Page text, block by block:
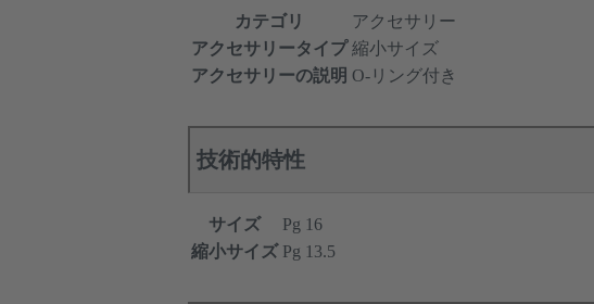
カテゴリ
アクセサリー
アクセサリータイプ 縮小サイズ
アクセサリーの説明 O-リング付き
技術的特性
サイズ
Pg 16
縮小サイズ Pg 13.5